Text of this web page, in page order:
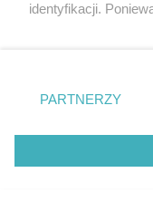
identyfikacji.
prywatności
. Niektóre
zgody użytkownika,
takiemu
zastosowania tylko
PARTNERZY